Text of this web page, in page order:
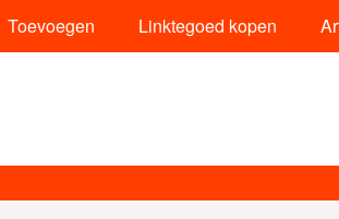
Toevoegen Linktegoed kopen